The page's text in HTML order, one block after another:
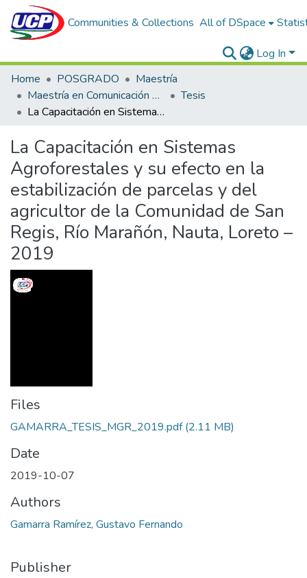
Communities & Collections All of DSpace
Log In
Home
POSGRADO
Maestría
Maestría en Comunicación y Desarrollo Sostenible
Tesis
La Capacitación en Sistemas Agroforestales y su efecto en la estabilización de parcelas y del agricultor de la Comunidad de San Regis, Río Marañón, Nauta, Loreto – 2019
La Capacitación en Sistemas
Agroforestales y su efecto en la
estabilización de parcelas y del
agricultor de la Comunidad de San
Regis, Río Marañón, Nauta, Loreto –
2019
Files
GAMARRA_TESIS_MGR_2019.pdf(2.11 MB)
Date
2019-10-07
Authors
Gamarra Ramírez, Gustavo Fernando
Publisher